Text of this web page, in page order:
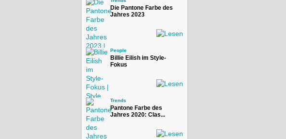
Die Pantone Farbe des
Jahres 2023
People
Billie Eilish im Style-
Fokus
Trends
Pantone Farbe des
Jahres 2020: Clas...